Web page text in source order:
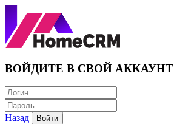
ВОЙДИТЕ В СВОЙ АККАУНТ
Назад Войти